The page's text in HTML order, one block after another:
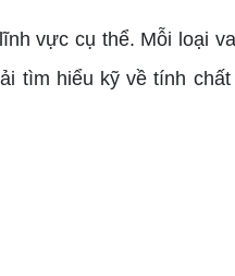
vực cụ thể. Mỗi loại
tìm hiểu kỹ về tính chất